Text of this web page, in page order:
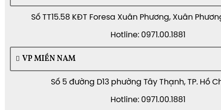
Số TT15.58 KĐT Foresa Xuân Phương, Xuân
Hotline: 0971.00.1881
VP MIỀN NAM
Số 5 đường D13 phường Tây Thạnh, TP. Hồ
Hotline: 0971.00.1881